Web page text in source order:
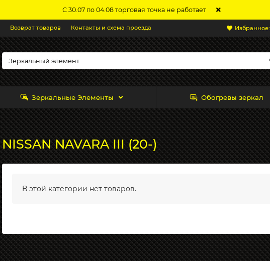
С 30.07 по 04.08 торговая точка не работает
Избранное:
Возврат товаров Контакты и схема проезда
Зеркальные Элементы Обогревы зеркал
NISSAN NAVARA III (20-)
В этой категории нет товаров.